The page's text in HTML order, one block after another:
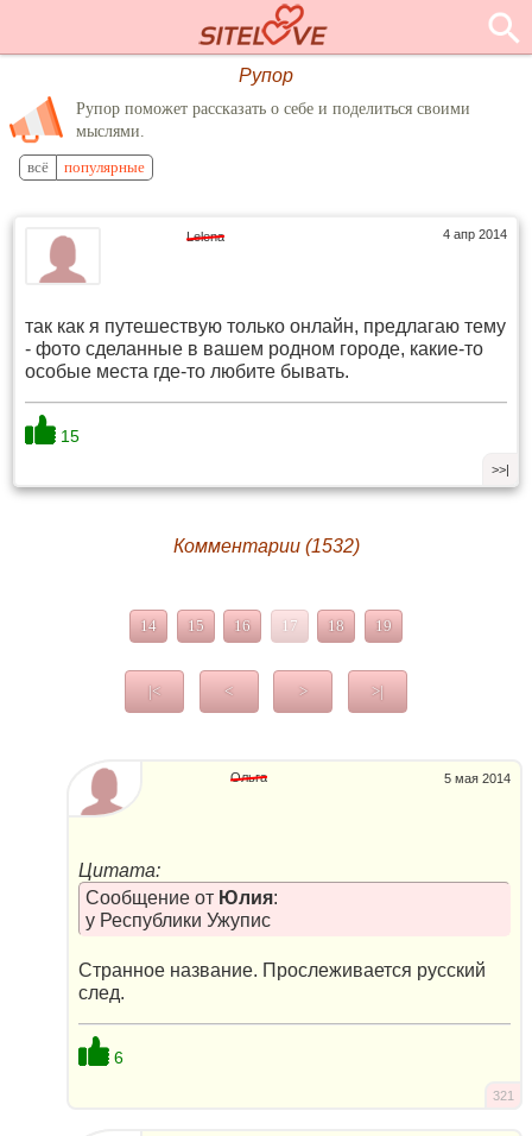
Рупор
Рупор поможет рассказать о себе и поделиться своими
мыслями.
всё популярные
4 апр 2014
Lelena
так как я путешествую только онлайн, предлагаю тему
- фото сделанные в вашем родном городе, какие-то
особые места где-то любите бывать.
15
>>|
Комментарии (1532)
14 15 16 17 18 19
|< < > >|
5 мая 2014
Ольга
Цитата:
Сообщение от Юлия:
у Республики Ужупис
Странное название. Прослеживается русский
след.
6
321